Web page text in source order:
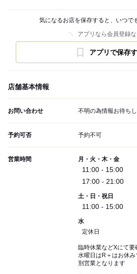
気になるお店を保存すると、いつで
アプリなら会員登録な
アプリで保存
店舗基本情報
お問い合わせ 不明の為情報お待ち
予約可否 予約不可
営業時間 月・火・木・金
11:00 - 15:00
17:00 - 21:00
土・日・祝日
11:00 - 15:00
水
定休日
臨時休業などXにて要
水曜日はR＋はお休
別営業となります